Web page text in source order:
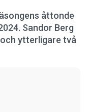
åttonde
Sandor Berg
ytterligare två